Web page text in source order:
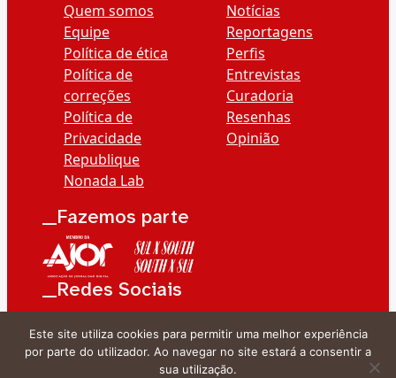
Quem somos
Equipe
Política de ética
Política de
correções
Política de
Privacidade
Republique
Nonada Lab
Notícias
Reportagens
Perfis
Entrevistas
Curadoria
Resenhas
Opinião
__Fazemos parte
__Redes Sociais
Este site utiliza cookies para permitir uma melhor experiência
por parte do utilizador. Ao navegar no site estará a consentir a
sua utilização.